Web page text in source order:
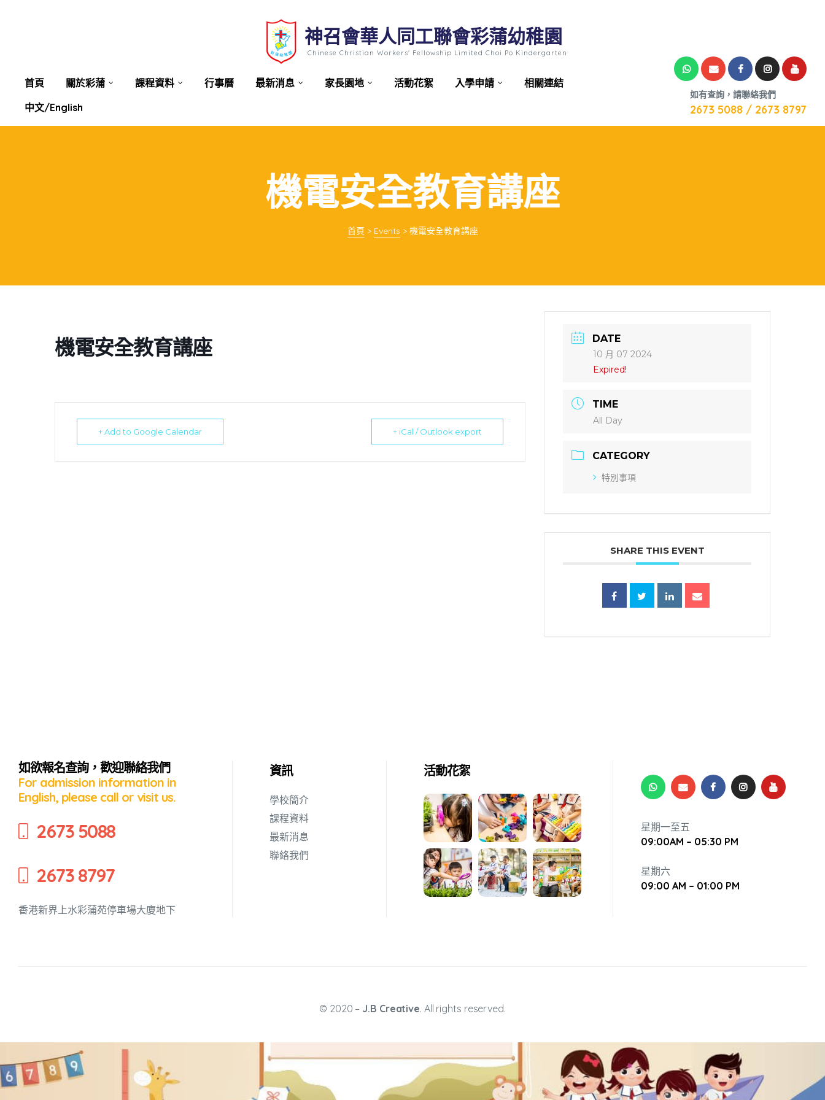
Chinese Christian Workers' Fellowship Limited Choi Po Kindergarten
神召會華人同工聯會彩蒲幼稚園
首頁 關於彩蒲 課程資料 行事曆 最新消息 家長園地 活動花絮 入學申請
相關連結
中文/English
如有查詢，請聯絡我們
2673 5088 / 2673 8797
機電安全教育講座
首頁 > Events > 機電安全教育講座
機電安全教育講座
+ Add to Google Calendar + iCal / Outlook export
DATE
10 月 07 2024
Expired!
TIME
All Day
CATEGORY
特別事項
SHARE THIS EVENT
如欲報名查詢，歡迎聯絡我們
For admission information in
English, please call or visit us.
2673 5088
2673 8797
香港新界上水彩蒲苑停車場大廈地下
資訊
學校簡介
課程資料
最新消息
聯絡我們
活動花絮
星期一至五
09:00AM – 05:30 PM
星期六
09:00 AM – 01:00 PM
© 2020 – J.B Creative. All rights reserved.